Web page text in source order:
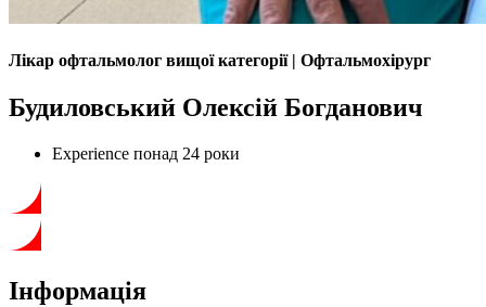
Лікар офтальмолог вищої категорії | Офтальмохірург
Будиловський Олексій Богданович
Experience понад 24 роки
Інформація